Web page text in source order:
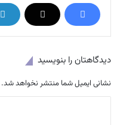
دیدگاهتان را بنویسید
نشانی ایمیل شما منتشر نخواهد شد.